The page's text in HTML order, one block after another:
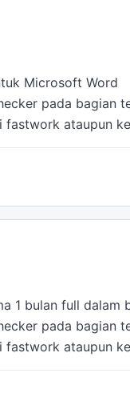
Microsoft Word
pada bagian
ataupun
1 bulan full dalam
pada bagian
ataupun